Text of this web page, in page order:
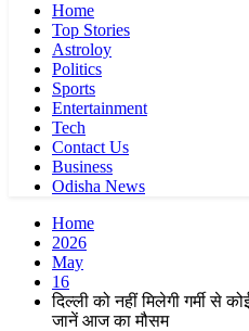
Home
Top Stories
Astroloy
Politics
Sports
Entertainment
Tech
Contact Us
Business
Odisha News
Home
2026
May
16
दिल्ली को नहीं मिलेगी गर्मी से
जानें आज का मौसम